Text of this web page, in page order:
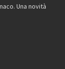
Una novità